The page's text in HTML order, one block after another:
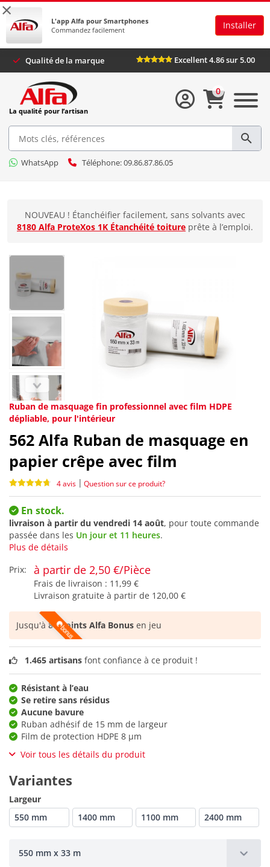
×
L'app Alfa pour Smartphones
Commandez facilement
Installer
Qualité de la marque Excellent 4.86 sur 5.00
La qualité pour l’artisan
WhatsApp Téléphone: 09.86.87.86.05
0
NOUVEAU ! Étanchéifier facilement, sans solvants avec
8180 Alfa ProteXos 1K Étanchéité toiture prête à l’emploi.
Ruban de masquage fin professionnel avec film HDPE
dépliable, pour l'intérieur
562 Alfa Ruban de masquage en
papier crêpe avec film
4 avis | Question sur ce produit?
En stock.
livraison à partir du vendredi 14 août, pour toute commande
passée dans les Un jour et 11 heures.
Plus de détails
Prix:
à partir de 2,50 €/Pièce
Frais de livraison : 11,99 €
Livraison gratuite à partir de 120,00 €
Jusqu'à81 points Alfa Bonus en jeu
1.465 artisans font confiance à ce produit !
Résistant à l’eau
Se retire sans résidus
Aucune bavure
Ruban adhésif de 15 mm de largeur
Film de protection HDPE 8 µm
Voir tous les détails du produit
Variantes
Largeur
550 mm
1400 mm 1100 mm 2400 mm
550 mm x 33 m